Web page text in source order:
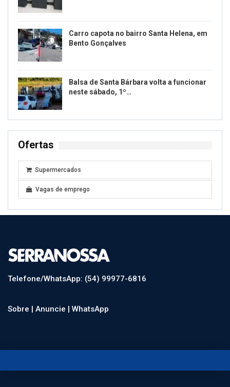
Carro capota no bairro Santa Helena, em
Bento Gonçalves
Balsa de Santa Bárbara volta a funcionar
neste sábado, 1º…
Ofertas
Supermercados
Vagas de emprego
Telefone/WhatsApp: (54) 99977-6816
Sobre | Anuncie | WhatsApp